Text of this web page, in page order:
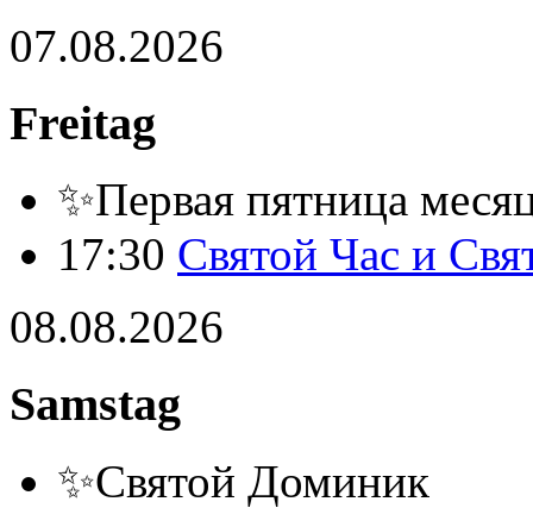
07.08.2026
Freitag
✨Первая пятница
17:30 Святой Час и
08.08.2026
Samstag
✨Святой Доминик